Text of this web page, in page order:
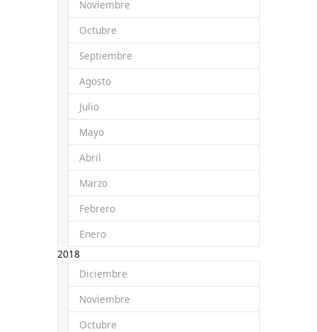
Noviembre
Octubre
Septiembre
Agosto
Julio
Mayo
Abril
Marzo
Febrero
Enero
2018
Diciembre
Noviembre
Octubre